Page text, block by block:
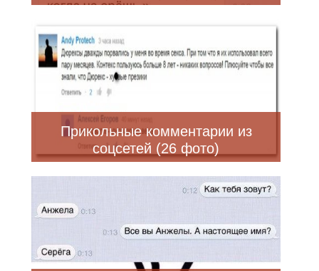
Прикольные комментарии из
соцсетей (26 фото)